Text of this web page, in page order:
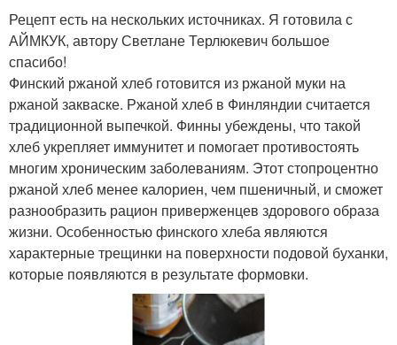
Рецепт есть на нескольких источниках. Я готовила с
АЙМКУК, автору Светлане Терлюкевич большое
спасибо!
Финский ржаной хлеб готовится из ржаной муки на
ржаной закваске. Ржаной хлеб в Финляндии считается
традиционной выпечкой. Финны убеждены, что такой
хлеб укрепляет иммунитет и помогает противостоять
многим хроническим заболеваниям. Этот стопроцентно
ржаной хлеб менее калориен, чем пшеничный, и сможет
разнообразить рацион приверженцев здорового образа
жизни. Особенностью финского хлеба являются
характерные трещинки на поверхности подовой буханки,
которые появляются в результате формовки.